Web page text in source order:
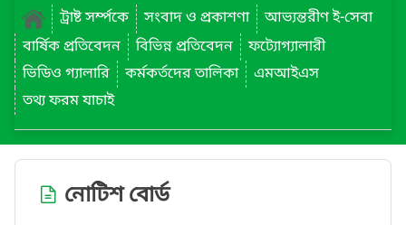
ট্রাষ্ট সর্ম্পকে
সংবাদ ও প্রকাশণা
আভ্যন্তরীণ ই-সেবা
বার্ষিক প্রতিবেদন
বিভিন্ন প্রতিবেদন
ফট্যোগ্যালারী
ভিডিও গ্যালারি
কর্মকর্তদের তালিকা
এমআইএস
তথ্য ফরম যাচাই
নোটিশ বোর্ড